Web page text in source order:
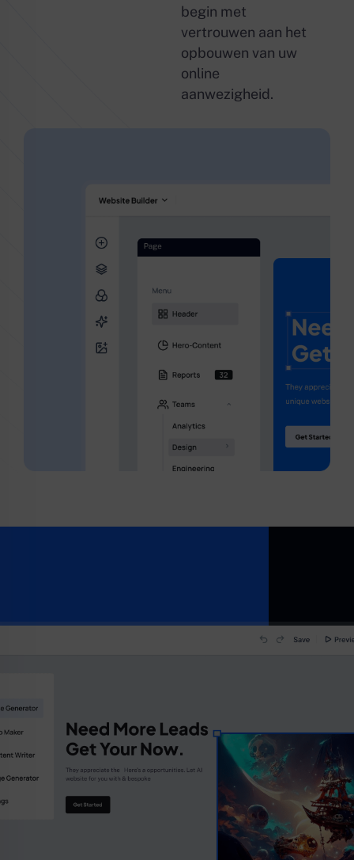
begin met
vertrouwen aan het
opbouwen van uw
online
aanwezigheid.